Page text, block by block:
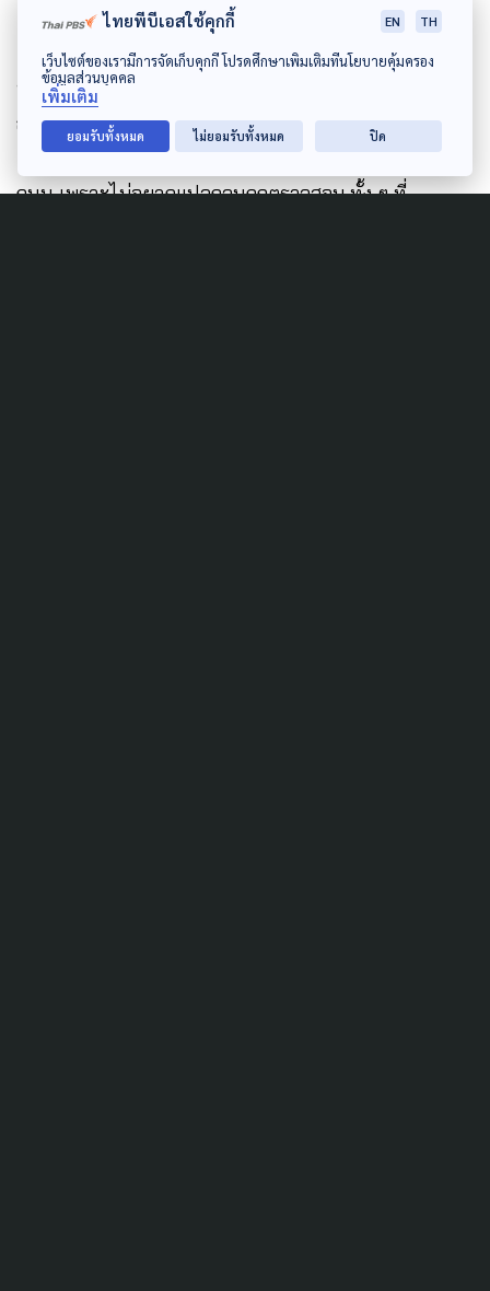
นอกจากนี้อยากให้ระบบราชการปรับ
อย่างเข้มข้นแบบตัดเสื้อโหลที่ทำให้ อบจ.ไม่กล้าใช้
ความคิดสร้างสรรค์ ทำแต่เรื่องเหมือน ๆ กัน อย่างสร้าง
ถนน เพราะไม่อยากแปลกจนถูกตรวจสอบ ทั้ง ๆ ที่
ไทยพีบีเอสใช้คุกกี้ EN TH
เว็บไซต์ของเรามีการจัดเก็บคุกกี้ โปรดศึกษาเพิ่มเติมที่นโยบายคุ้มครอง
ข้อมูลส่วนบุคคล
เพิ่มเติม
ยอมรับทั้งหมด ไม่ยอมรับทั้งหมด ปิด